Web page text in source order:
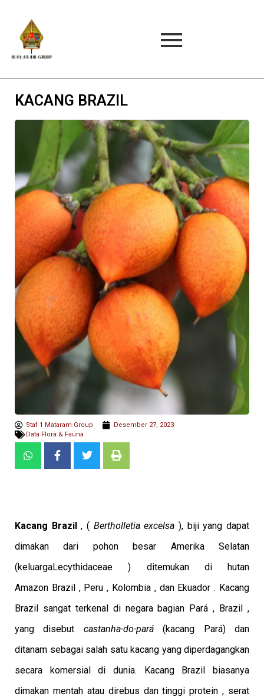
KACANG BRAZIL
Staf 1 Mataram Group
Desember 27, 2023
Data Flora & Fauna
Kacang Brazil, ( Bertholletia excelsa ), biji yang dapat
dimakan dari pohon besar Amerika Selatan
(keluargaLecythidaceae ) ditemukan di hutan
Amazon Brazil , Peru , Kolombia , dan Ekuador . Kacang
Brazil sangat terkenal di negara bagian Pará , Brazil ,
yang disebut castanha-do-pará(kacang Pará) dan
ditanam sebagai salah satu kacang yang diperdagangkan
secara komersial di dunia. Kacang Brazil biasanya
dimakan mentah atau direbus dan tinggi protein , serat